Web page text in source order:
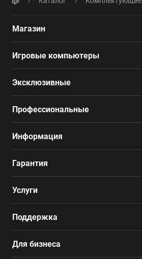
Магазин
Игровые компьютеры
Эксклюзивные
Профессиональные
Информация
Гарантия
Услуги
Поддержка
Для бизнеса